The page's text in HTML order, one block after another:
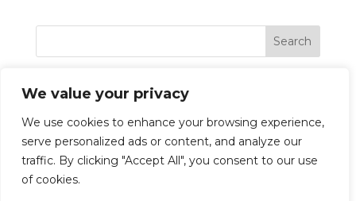
We value your privacy
We use cookies to enhance your browsing experience,
serve personalized ads or content, and analyze our
traffic. By clicking "Accept All", you consent to our use
of cookies.
Let’s Work Together